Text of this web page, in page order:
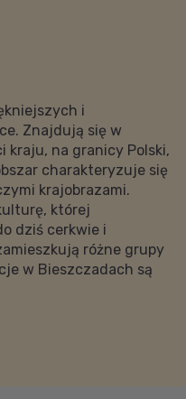
i
Znajdują się w
kraju, na granicy Polski,
charakteryzuje się
krajobrazami.
której
dziś cerkwie i
różne grupy
w Bieszczadach są